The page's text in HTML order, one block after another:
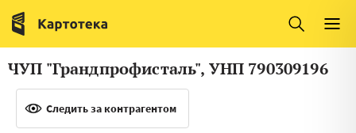
Италия
Люксембург
Литва
Нидерланды
ЧУП "Грандпрофисталь", УНП 790309196
Следить за контрагентом